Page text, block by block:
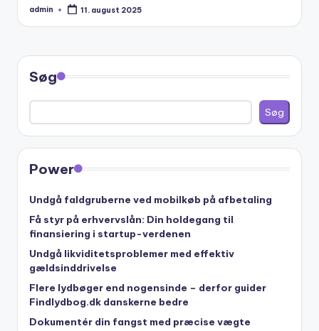
Posted
admin 11. august 2025
Søg
Søg
Power
Undgå faldgruberne ved mobilkøb på afbetaling
Få styr på erhvervslån: Din holdegang til
finansiering i startup-verdenen
Undgå likviditetsproblemer med effektiv
gældsinddrivelse
Flere lydbøger end nogensinde – derfor guider
Findlydbog.dk danskerne bedre
Dokumentér din fangst med præcise vægte